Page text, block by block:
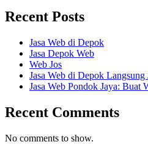
Recent Posts
Jasa Web di Depok
Jasa Depok Web
Web Jos
Jasa Web di Depok
Jasa Web Pondok Jaya: Buat
Recent Comments
No comments to show.